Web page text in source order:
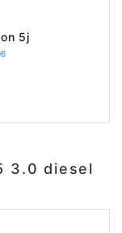
5j
3.0 diesel